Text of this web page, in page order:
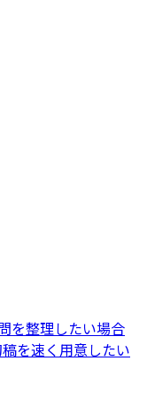
を整理したい場合
を速く用意したい